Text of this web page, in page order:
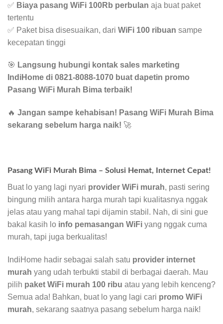
✅ Biaya pasang WiFi 100Rb perbulan aja buat paket
tertentu
✅ Paket bisa disesuaikan, dari WiFi 100 ribuan sampe
kecepatan tinggi
🎯 Langsung hubungi kontak sales marketing
IndiHome di 0821-8088-1070 buat dapetin promo
Pasang WiFi Murah Bima terbaik!
🔥 Jangan sampe kehabisan! Pasang WiFi Murah Bima
sekarang sebelum harga naik! 🚀
Pasang WiFi Murah Bima – Solusi Hemat, Internet Cepat!
Buat lo yang lagi nyari provider WiFi murah, pasti sering
bingung milih antara harga murah tapi kualitasnya nggak
jelas atau yang mahal tapi dijamin stabil. Nah, di sini gue
bakal kasih lo info pemasangan WiFi yang nggak cuma
murah, tapi juga berkualitas!
IndiHome hadir sebagai salah satu provider internet
murah yang udah terbukti stabil di berbagai daerah. Mau
pilih paket WiFi murah 100 ribu atau yang lebih kenceng?
Semua ada! Bahkan, buat lo yang lagi cari promo WiFi
murah, sekarang saatnya pasang sebelum harga naik!